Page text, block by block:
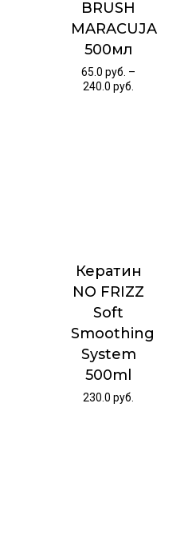
BRUSH
MARACUJA
500мл
65.0руб. –
240.0руб.
Кератин
NO FRIZZ
Soft
Smoothing
System
500ml
230.0руб.